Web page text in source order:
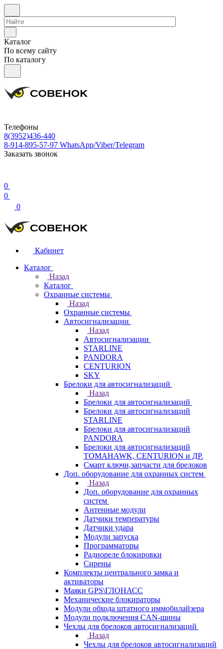
Каталог
По всему сайту
По каталогу
Телефоны
8(3952)436-440
8-914-895-57-97 WhatsApp/Viber/Telegram
Заказать звонок
0
0
0
Кабинет
Каталог
Назад
Каталог
Охранные системы
Назад
Охранные системы
Автосигнализации
Назад
Автосигнализации
STARLINE
PANDORA
CENTURION
SKY
Брелоки для автосигнализаций
Назад
Брелоки для автосигнализаций
Брелоки для автосигнализаций
STARLINE
Брелоки для автосигнализаций
PANDORA
Брелоки для автосигнализаций
TOMAHAWK, CENTURION и ДР.
Смарт ключи,запчасти для брелоков
Доп. оборудование для охранных систем
Назад
Доп. оборудование для охранных
систем
Антенные модули
Датчики температуры
Датчики удара
Модули запуска
Программаторы
Радиореле блокировки
Сирены
Комплекты центрального замка и
активаторы
Маяки GPS\ГЛОНАСС
Механические блокираторы
Модули обхода штатного иммобилайзера
Модули подключения CAN-шины
Чехлы для брелоков автосигнализаций
Назад
Чехлы для брелоков автосигнализаций